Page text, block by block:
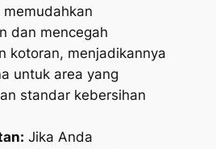
dan mencegah
kotoran, menjadikannya
untuk area yang
standar kebersihan
Jika Anda